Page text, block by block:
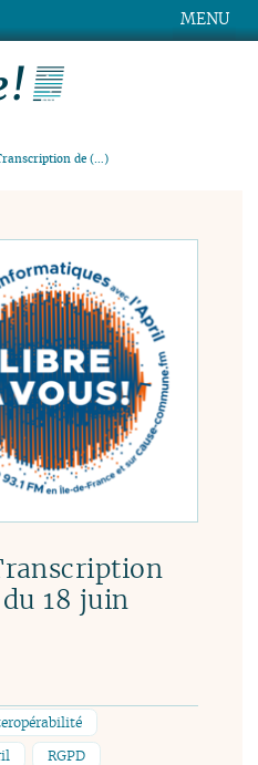
MENU
de (…)
18 juin
RGPD